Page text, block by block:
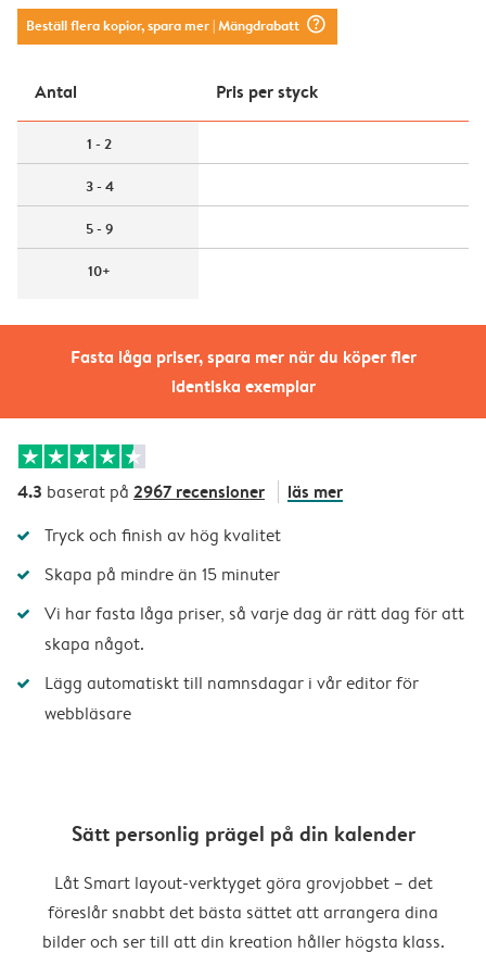
Fasta låga priser, spara mer när du köper fler
identiska exemplar
Beställ flera kopior, spara mer| Mängdrabatt question_mark_circle
Antal Pris per styck
1 - 2
3 - 4
5 - 9
10+
4.3 baserat på 2967 recensioner läs mer
Tryck och finish av hög kvalitet
Skapa på mindre än 15 minuter
Vi har fasta låga priser, så varje dag är rätt dag för att
skapa något.
Lägg automatiskt till namnsdagar i vår editor för
webbläsare
Sätt personlig prägel på din kalender
Låt Smart layout-verktyget göra grovjobbet – det
föreslår snabbt det bästa sättet att arrangera dina
bilder och ser till att din kreation håller högsta klass.